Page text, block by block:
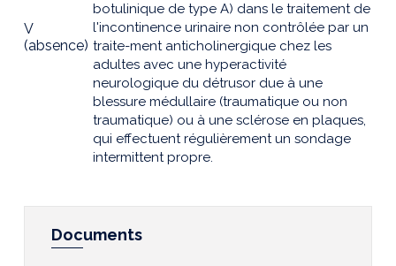
V
(absence)
botulinique de type A) dans le traitement de
l'incontinence urinaire non contrôlée par un
traite-ment anticholinergique chez les
adultes avec une hyperactivité
neurologique du détrusor due à une
blessure médullaire (traumatique ou non
traumatique) ou à une sclérose en plaques,
qui effectuent régulièrement un sondage
intermittent propre.
Documents